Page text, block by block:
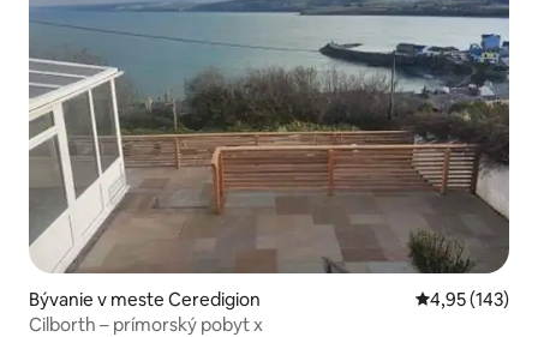
Bývanie v meste Ceredigion Priemerné
4,95 (143)
Cilborth – prímorský pobyt x